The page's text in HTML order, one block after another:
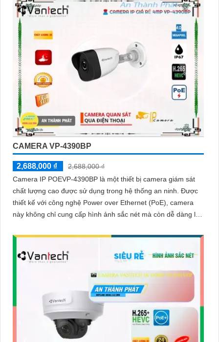
CAMERA VP-4390BP
2,688,000 ₫
2,688,000 ₫
Camera IP POEVP-4390BP là một thiết bị camera giám sát
chất lượng cao được sử dụng trong hệ thống an ninh. Được
thiết kế với công nghệ Power over Ethernet (PoE), camera
này không chỉ cung cấp hình ảnh sắc nét mà còn dễ dàng lắp